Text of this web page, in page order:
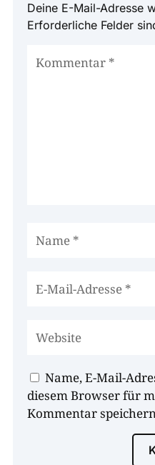
Deine E-Mail-Adresse
Erforderliche Felder
Name, E-Mail-
diesem Browser für
Kommentar